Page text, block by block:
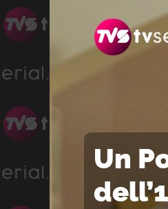
navigazione
primaria
contenuto
principale
laterale
Un